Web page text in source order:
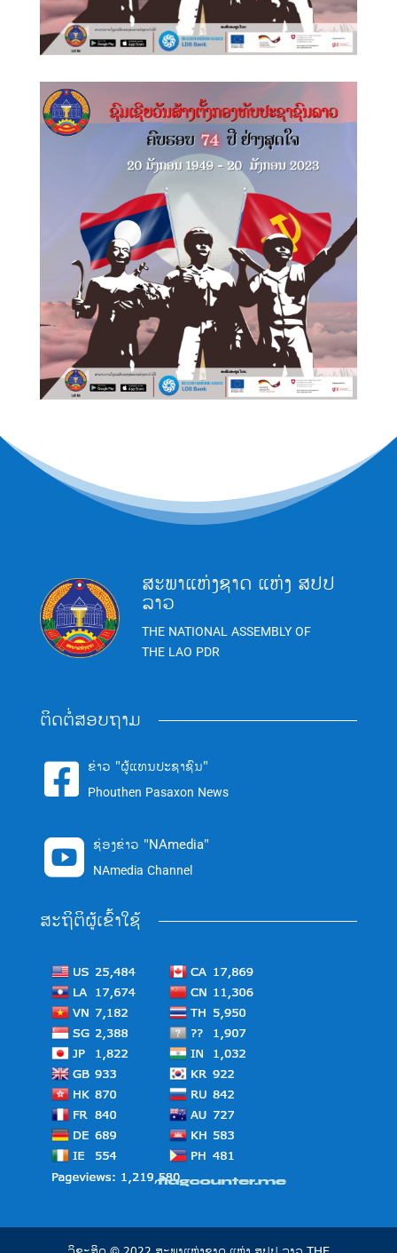
ສະພາແຫ່ງຊາດ ແຫ່ງ ສປປ
ລາວ
THE NATIONAL ASSEMBLY OF
THE LAO PDR
ຕິດຕໍ່ສອບຖາມ
 ຂ່າວ "ຜູ້ແທນປະຊາຊົນ"
Phouthen Pasaxon News
 ຊ່ອງຂ່າວ "NAmedia"
NAmedia Channel
ສະຖິຕິຜູ້ເຂົ້າໃຊ້